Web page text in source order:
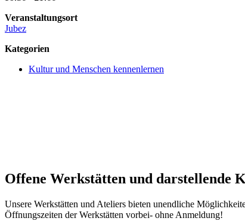
Veranstaltungsort
Jubez
Kategorien
Kultur und Menschen kennenlernen
Offene Werkstätten und darstellende
Unsere Werkstätten und Ateliers bieten unendliche
Öffnungszeiten der Werkstätten vorbei- ohne Anmeldung!